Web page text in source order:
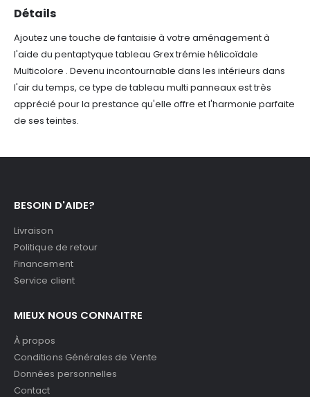
Détails
Ajoutez une touche de fantaisie à votre aménagement à
l'aide du pentaptyque tableau Grex trémie hélicoïdale
Multicolore . Devenu incontournable dans les intérieurs dans
l'air du temps, ce type de tableau multi panneaux est très
apprécié pour la prestance qu'elle offre et l'harmonie parfaite
de ses teintes.
BESOIN D'AIDE?
Livraison
Politique de retour
Financement
Service client
MIEUX NOUS CONNAITRE
À propos
Conditions Générales de Vente
Données personnelles
Contact